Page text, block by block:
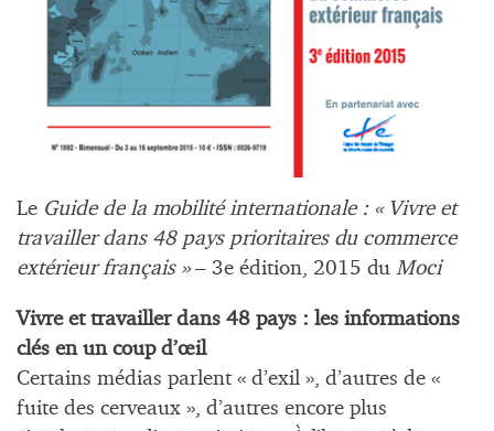
Le Guide de la mobilité internationale : « Vivre et
travailler dans 48 pays prioritaires du commerce
extérieur français »– 3e édition, 2015 du Moci
Vivre et travailler dans 48 pays : les informations
clés en un coup d’œil
Certains médias parlent « d’exil », d’autres de «
fuite des cerveaux », d’autres encore plus